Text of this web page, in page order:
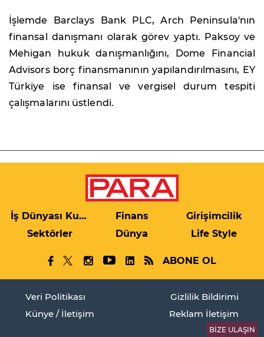
İşlemde Barclays Bank PLC, Arch Peninsula'nın
finansal danışmanı olarak görev yaptı. Paksoy ve
Mehigan hukuk danışmanlığını, Dome Financial
Advisors borç finansmanının yapılandırılmasını, EY
Türkiye ise finansal ve vergisel durum tespiti
çalışmalarını üstlendi.
İş Dünyası Kulis Finans
Girişimcilik
Sektörler
Dünya Life Style
ABONE OL
Veri Politikası
Gizlilik Bildirimi
Künye / İletişim
Reklam İletişim
BİZE ULAŞIN